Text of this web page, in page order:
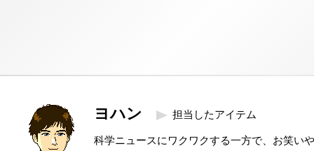
ヨハン 担当したアイテム
科学ニュースにワクワクする一方で、お笑い